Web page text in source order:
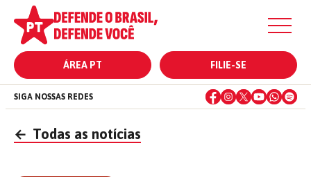
ÁREA PT FILIE-SE
SIGA NOSSAS REDES
← Todas as notícias